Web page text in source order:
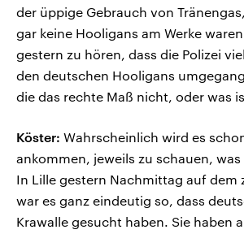
der üppige Gebrauch von
gar keine Hooligans am Werke
gestern zu hören, dass die Polizei
den deutschen Hooligans
die das rechte Maß nicht, oder was
Köster: Wahrscheinlich wird es
ankommen, jeweils zu schauen,
In Lille gestern Nachmittag auf dem
war es ganz eindeutig so, dass
Krawalle gesucht haben. Sie haben